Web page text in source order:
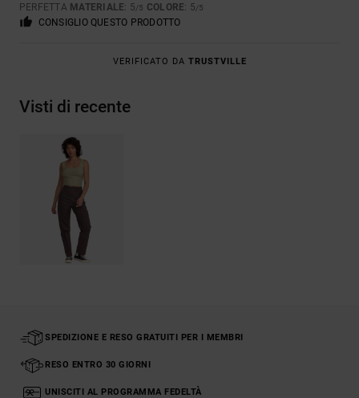
PERFETTA MATERIALE: 5/5 COLORE: 5/5
CONSIGLIO QUESTO PRODOTTO
VERIFICATO DA TRUSTVILLE
Visti di recente
SPEDIZIONE E RESO GRATUITI PER I MEMBRI
RESO ENTRO 30 GIORNI
UNISCITI AL PROGRAMMA FEDELTÀ